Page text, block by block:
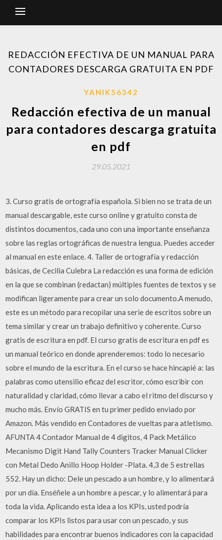
REDACCIÓN EFECTIVA DE UN MANUAL PARA
CONTADORES DESCARGA GRATUITA EN PDF
YANIK56342
Redacción efectiva de un manual
para contadores descarga gratuita
en pdf
29.05.2021
3. Curso gratis de ortografía española. Si bien no se trata de un
manual descargable, este curso online y gratuito consta de
distintos documentos, cada uno con una importante enseñanza
sobre las reglas ortográficas de nuestra lengua. Puedes acceder
al manual en este enlace. 4. Taller de ortografía y redacción
básicas, de Cecilia Culebra La redacción es una forma de edición
en la que se combinan (redactan) múltiples fuentes de textos y se
modifican ligeramente para crear un solo documento.A menudo,
este es un método para recopilar una serie de escritos sobre un
tema similar y crear un trabajo definitivo y coherente. Curso
gratis de escritura en pdf. El curso gratis de escritura en pdf es
un manual teórico en donde aprenderemos: todo lo necesario
sobre el mundo de la escritura. En el curso se hace hincapié a: las
palabras como utensilio eficaz del escritor, cómo escribir con
naturalidad y claridad, cómo llevar a cabo el ritmo del discurso y
mucho más. Envío GRATIS en tu primer pedido enviado por
Amazon. Más vendido en Contadores de vueltas para atletismo.
AFUNTA 4 Contador Manual de 4 digitos, 4 Pack Metálico
Mecanismo Digit Hand Tally Counters Tracker Manual Clicker
con Metal Dedo Anillo Hoop Holder -Plata. 4,3 de 5 estrellas
552. Hay un dicho: Dele un pescado a un hombre, y lo alimentará
por un día. Enséñele a un hombre a pescar, y lo alimentará para
toda la vida. Aplicando esta idea a los KPIs, usted podría
comparar los KPIs listos para usar con un pescado, y sus
habilidades para encontrar buenos indicadores con la capacidad